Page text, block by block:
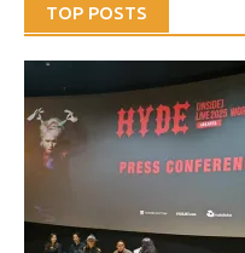
TOP POSTS